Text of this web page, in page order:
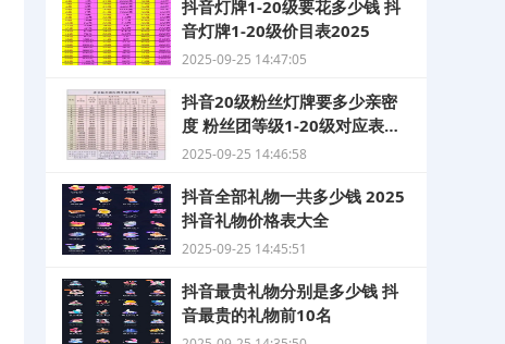
抖音灯牌1-20级要花多少钱 抖
音灯牌1-20级价目表2025
2025-09-25 14:47:05
抖音20级粉丝灯牌要多少亲密
度 粉丝团等级1-20级对应表
2025
2025-09-25 14:46:58
抖音全部礼物一共多少钱 2025
抖音礼物价格表大全
2025-09-25 14:45:51
抖音最贵礼物分别是多少钱 抖
音最贵的礼物前10名